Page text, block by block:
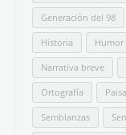
Generación del 98
Historia Humor
Narrativa breve
Ortografía
Semblanzas